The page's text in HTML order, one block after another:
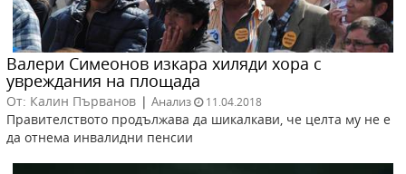
Валери Симеонов изкара хиляди хора с
увреждания на площада
От: Калин Първанов | Анализ 11.04.2018
Правителството продължава да шикалкави, че целта му не е
да отнема инвалидни пенсии